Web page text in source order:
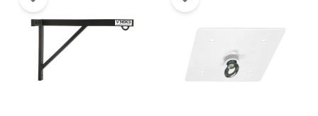
ГАРАНТІЯ
ОФЕРТА
КОНТАКТИ